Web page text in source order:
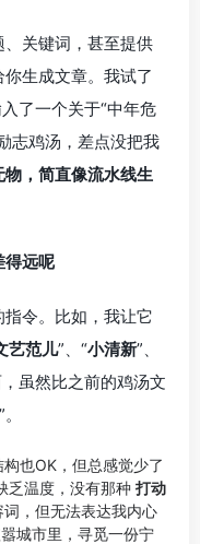
关键词，甚至提供
生成文章。我试了
了一个关于“中年危
志鸡汤，差点没把我
，简直像流水线生
得远呢
令。比如，我让它
艺范儿”、“小清新”、
虽然比之前的鸡汤文
也OK，但总感觉少了
乏温度，没有那种 打动
，但无法表达我内心
城市里，寻觅一份宁